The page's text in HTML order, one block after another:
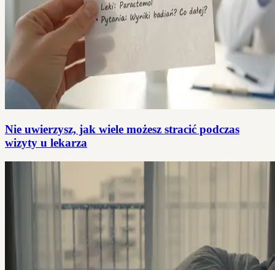
Nie uwierzysz, jak wiele możesz stracić podczas
wizyty u lekarza